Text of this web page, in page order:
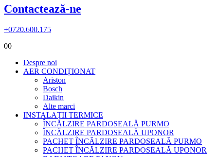
Contactează-ne
+0720.600.175
00
Despre noi
AER CONDIȚIONAT
Ariston
Bosch
Daikin
Alte marci
INSTALAȚII TERMICE
ÎNCĂLZIRE PARDOSEALĂ PURMO
ÎNCĂLZIRE PARDOSEALĂ UPONOR
PACHET ÎNCĂLZIRE PARDOSEALĂ PURMO
PACHET ÎNCĂLZIRE PARDOSEALĂ UPONOR